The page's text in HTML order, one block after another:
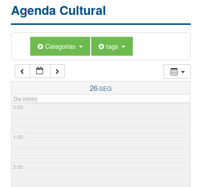
Agenda Cultural
Categorias tags
26SEG
Dia inteiro
0:00
1:00
2:00